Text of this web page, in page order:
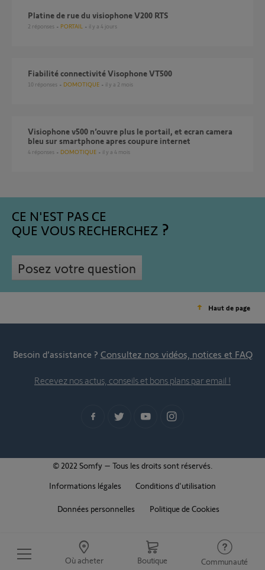
Où acheter Boutique Communauté
Platine de rue du visiophone V200 RTS
2 réponses PORTAIL il y a 4 jours
Fiabilité connectivité Visophone VT500
10 réponses DOMOTIQUE il y a 2 mois
Visiophone v500 n’ouvre plus le portail, et ecran camera
bleu sur smartphone apres coupure internet
4 réponses DOMOTIQUE il y a 4 mois
CE N'EST PAS CE
QUE VOUS RECHERCHEZ
Posez votre question
Haut de page
Besoin d’assistance ? Consultez nos vidéos, notices et FAQ
Recevez nos actus, conseils et bons plans par email !
© 2022 Somfy – Tous les droits sont réservés.
Informations légales
Conditions d'utilisation
Données personnelles Politique de Cookies